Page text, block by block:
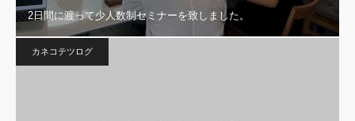
2日間に渡って少人数制セミナーを致しました。
カネコテツログ